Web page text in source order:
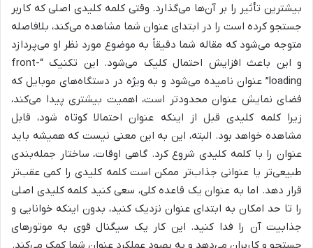
بیشترین تأثیر را بر آن‌ها می‌گذارد. وقتی کلمه کلیدی اصلی که کاربر
جستجو کرده است را در ابتدای عنوان شما مشاهده می‌کند، بلافاصله
متوجه می‌شود که مقاله شما دقیقاً به موضوع مورد نظر او می‌پردازد
و این باعث افزایش احتمال کلیک می‌شود. این تکنیک “front-
loading” عنوان نامیده می‌شود و به ویژه در دستگاه‌های موبایل که
فضای نمایش عنوان محدودتر است، اهمیت بیشتری پیدا می‌کند،
زیرا کلمه کلیدی قبل از اینکه عنوان احتمالا کوتاه شود، قابل
مشاهده خواهد بود. البته، این به این معنی نیست که همیشه باید
عنوان را با کلمه کلیدی شروع کرد. گاهی اوقات، ساختار جمله‌بندی
طبیعی‌تر یا عنوانی جذاب‌تر ممکن است کلمه کلیدی را کمی عقب‌تر
قرار دهد. اما به عنوان یک قاعده کلی، سعی کنید کلمه کلیدی اصلی
را تا حد امکان به ابتدای عنوان نزدیک کنید، بدون اینکه خوانایی و
جذابیت آن را فدا کنید. این کار یک سیگنال قوی به موتورهای
جستجو و کاربران می‌دهد و به بهبود عملکرد عنوان شما کمک می‌کند.